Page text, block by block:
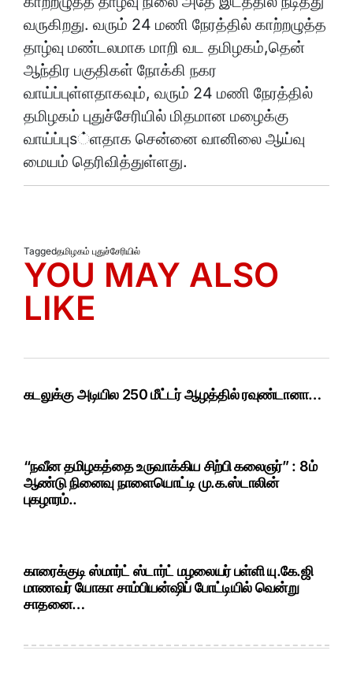
வருகிறது. வரும் 24 மணி நேரத்தில் காற்றழுத்த
தாழ்வு மண்டலமாக மாறி வட தமிழகம்,தென்
ஆந்திர பகுதிகள் நோக்கி நகர
வாய்ப்புள்ளதாகவும், வரும் 24 மணி நேரத்தில்
தமிழகம் புதுச்சேரியில் மிதமான மழைக்கு
வாய்ப்புs்ளதாக சென்னை வானிலை ஆய்வு
மையம் தெரிவித்துள்ளது.
Taggedதமிழகம் புதுச்சேரியில்
YOU MAY ALSO
LIKE
கடலுக்கு அடியில 250 மீட்டர் ஆழத்தில் ரவுண்டானா…
“நவீன தமிழகத்தை உருவாக்கிய சிற்பி கலைஞர்” : 8ம்
ஆண்டு நினைவு நாளையொட்டி மு.க.ஸ்டாலின்
புகழாரம்..
காரைக்குடி ஸ்மார்ட் ஸ்டார்ட் மழலையர் பள்ளி யு.கே.ஜி
மாணவர் யோகா சாம்பியன்ஷிப் போட்டியில் வென்று
சாதனை…